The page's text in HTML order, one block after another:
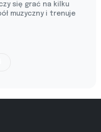
się grać na kilku
muzyczny i trenuje